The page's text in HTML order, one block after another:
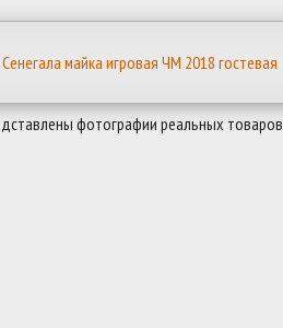
фотографии реальных товаров